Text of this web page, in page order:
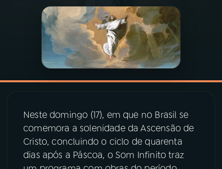
A RÁDIO
PROGRAMAÇÃO
05PODCASTS
06VIDEOCASTS
Neste domingo (17), em que no Brasil se
comemora a solenidade da Ascensão de
Cristo, concluindo o ciclo de quarenta
dias após a Páscoa, o Som Infinito traz